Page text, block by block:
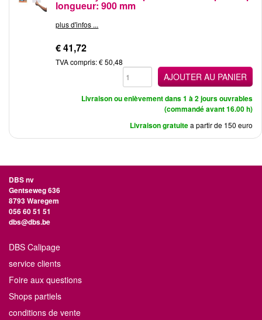
longueur: 900 mm
plus d'infos ...
€ 41,72
TVA compris: € 50,48
AJOUTER AU PANIER
Livraison ou enlèvement dans 1 à 2 jours ouvrables
(commandé avant 16.00 h)
Livraison gratuitea partir de 150 euro
DBS nv
Gentseweg 636
8793 Waregem
056 60 51 51
dbs@dbs.be
DBS Calipage
service clients
Foire aux questions
Shops partiels
conditions de vente